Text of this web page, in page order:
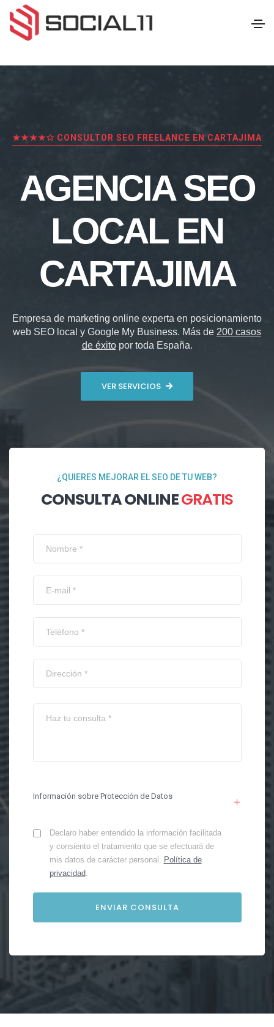
★★★★✩ CONSULTOR SEO FREELANCE EN CARTAJIMA
AGENCIA SEO
LOCAL EN
CARTAJIMA
Empresa de marketing online experta en posicionamiento
web SEO local y Google My Business. Más de 200 casos
de éxitopor toda España.
VER SERVICIOS
¿QUIERES MEJORAR EL SEO DE TU WEB?
CONSULTA ONLINEGRATIS
Información sobre Protección de Datos
Declaro haber entendido la información facilitada
y consiento el tratamiento que se efectuará de
mis datos de carácter personal. Política de
privacidad.